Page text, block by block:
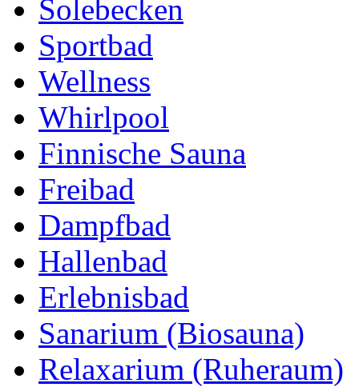
Solebecken
Sportbad
Wellness
Whirlpool
Finnische Sauna
Freibad
Dampfbad
Hallenbad
Erlebnisbad
Sanarium (Biosauna)
Relaxarium (Ruheraum)